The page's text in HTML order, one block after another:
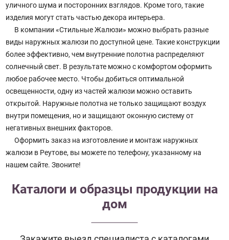
уличного шума и посторонних взглядов. Кроме того, такие
изделия могут стать частью декора интерьера.
В компании «Стильные Жалюзи» можно выбрать разные
виды наружных жалюзи по доступной цене. Такие конструкции
более эффективно, чем внутренние полотна распределяют
солнечный свет. В результате можно с комфортом оформить
любое рабочее место. Чтобы добиться оптимальной
освещенности, одну из частей жалюзи можно оставить
открытой. Наружные полотна не только защищают воздух
внутри помещения, но и защищают оконную систему от
негативных внешних факторов.
Оформить заказ на изготовление и монтаж наружных
жалюзи в Реутове, вы можете по телефону, указанному на
нашем сайте. Звоните!
Каталоги и образцы продукции на
дом